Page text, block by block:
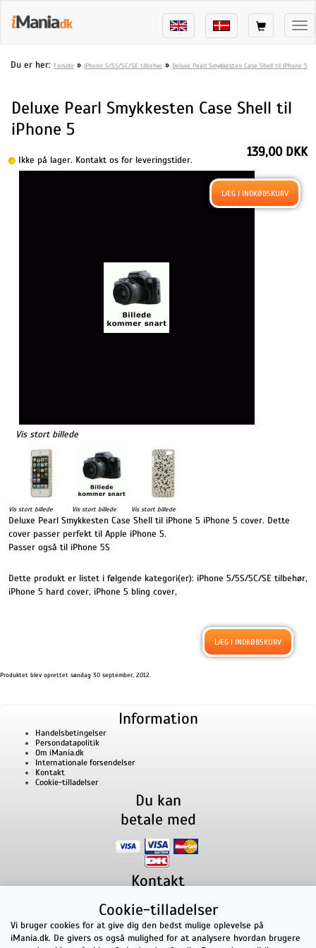
Du er her: Forside » iPhone 5/5S/5C/SE tilbehør » Deluxe Pearl Smykkesten Case Shell til iPhone 5
Deluxe Pearl Smykkesten Case Shell til
iPhone 5
Ikke på lager. Kontakt os for leveringstider.
Vis stort billede
139,00 DKK
Vis stort billede Vis stort billede Vis stort billede
Deluxe Pearl Smykkesten Case Shell til iPhone 5 iPhone 5 cover. Dette
cover passer perfekt til Apple iPhone 5.
Passer også til iPhone 5S
Dette produkt er listet i følgende kategori(er): iPhone 5/5S/5C/SE tilbehør,
iPhone 5 hard cover, iPhone 5 bling cover,
Produktet blev oprettet søndag 30 september, 2012.
Information
Handelsbetingelser
Persondatapolitik
Om iMania.dk
Internationale forsendelser
Kontakt
Cookie-tilladelser
Du kan
betale med
Kontakt
Lillevorde Kær 29280 Storvorde
CVR nummer: 33182805 | E-mail: kontakt@imania.dk
Telefon:+45 23618990
Topkarakter hos kunderne!
Cookie-tilladelser
Vi bruger cookies for at give dig den bedst mulige oplevelse på
iMania.dk. De givers os også mulighed for at analysere hvordan brugere